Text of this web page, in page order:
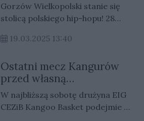
Gorzów Wielkopolski stanie się
stolicą polskiego hip-hopu! 28
Miejskim odbędzie się Amfiteatr
wystąpią czołowi artyści sceny
rapowej.
19.03.2025 13:40
Ostatni mecz Kangurów
przed własną
publicznością
W najbliższą sobotę drużyna EIG
CEZiB Kangoo Basket podejmie w